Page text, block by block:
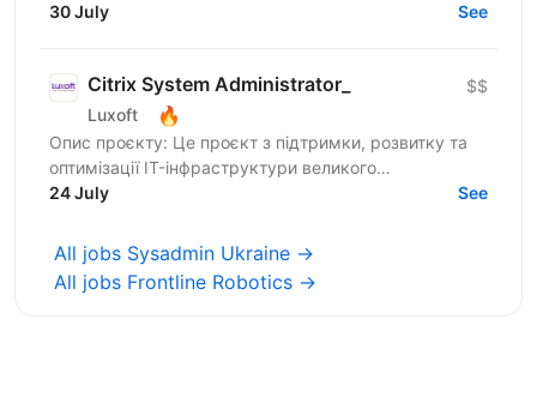
representative of the US-based company VEC in...
30 July See
Citrix System Administrator_
Luxoft 🔥
$$
Опис проєкту: Це проєкт з підтримки, розвитку та
оптимізації IT-інфраструктури великого
українського банку. Основний фокус —
24 July See
All jobs Sysadmin Ukraine →
All jobs Frontline Robotics →